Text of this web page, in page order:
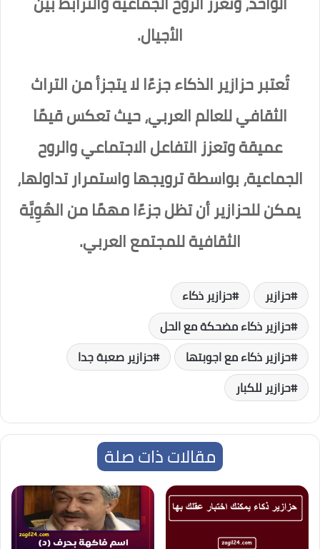
الأجيال.
تُعتبر حزازير الذكاء جزءًا لا يتجزأ من التراث
الثقافي للعالم العربي، حيث تعكس قيمًا
عميقة وتعزز التفاعل الاجتماعي والروح
الجماعية، بواسطة ترويجها واستمرار تداولها،
يمكن للحزازير أن تظل جزءًا مهمًا من الهُوِيَّة
الثقافية للمجتمع العربي.
حزازير
حزازير ذكاء
حزازير ذكاء مضحكة مع الحل
حزازير ذكاء مع اجوبتها
حزازير صعبة جدا
حزازير للكبار
مقالات ذات صلة